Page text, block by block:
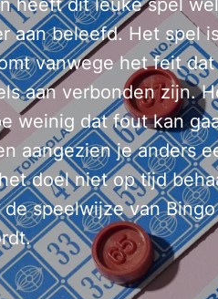
heeft dit leuke spel
aan beleefd. Het spel
vanwege het feit
aan verbonden zijn.
weinig dat fout kan
aangezien je anders
doel niet op tijd
speelwijze van